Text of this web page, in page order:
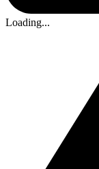
Loading...